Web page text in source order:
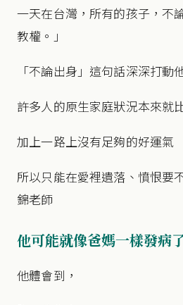
一天在台灣，所有的孩子，不
教權。」
「不論出身」這句話深深打動
許多人的原生家庭狀況本來就
加上一路上沒有足夠的好運氣
所以只能在愛裡遺落、憤恨要
錦老師
他可能就像爸媽一樣發病
他體會到，